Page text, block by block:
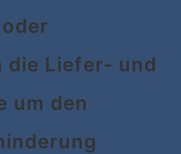
die Liefer- und
um den